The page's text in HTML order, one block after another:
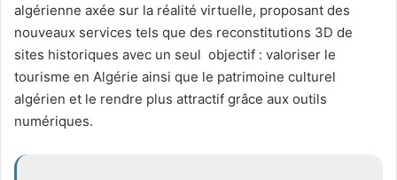
algérienne axée sur la réalité virtuelle, proposant des
nouveaux services tels que des reconstitutions 3D de
sites historiques avec un seul objectif : valoriser le
tourisme en Algérie ainsi que le patrimoine culturel
algérien et le rendre plus attractif grâce aux outils
numériques.